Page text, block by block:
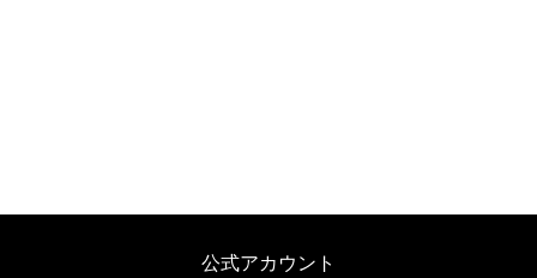
公式アカウント